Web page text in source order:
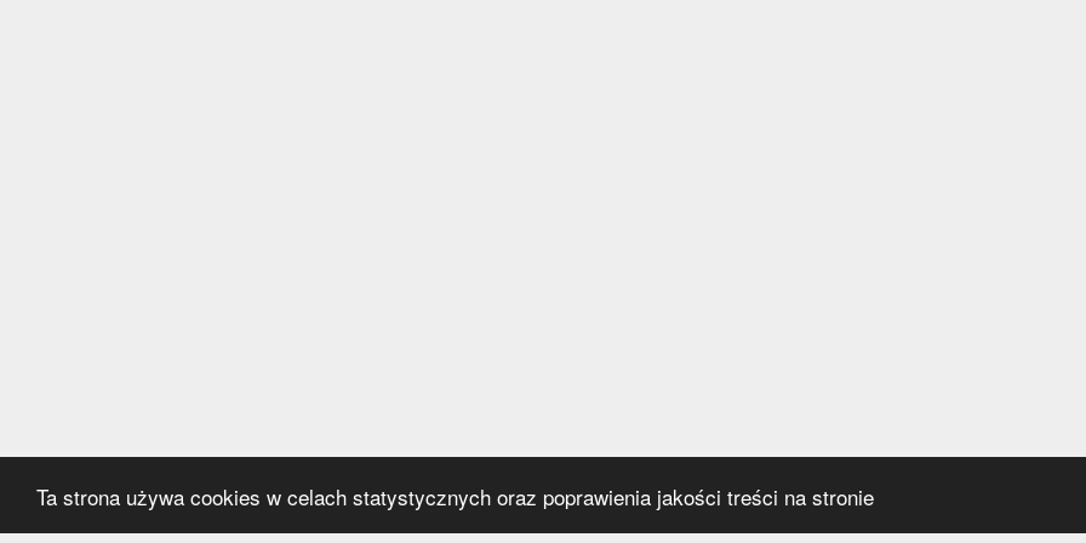
Ta strona używa cookies w celach statystycznych oraz poprawienia jakości treści na stronie